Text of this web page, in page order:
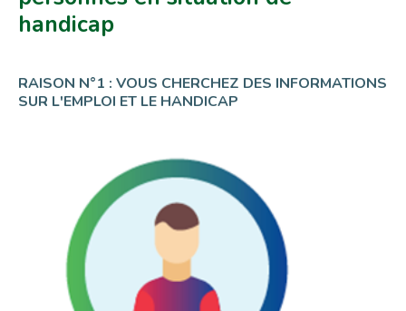
handicap
RAISON N°1 : VOUS CHERCHEZ DES INFORMATIONS
SUR L'EMPLOI ET LE HANDICAP